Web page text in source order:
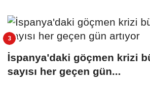
İspanya'daki göçmen krizi
sayısı her geçen gün...